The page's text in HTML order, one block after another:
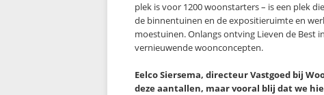
plek is voor 1200 woonstarters – is een plek
de binnentuinen en de expositieruimte en
moestuinen. Onlangs ontving Lieven de Best
vernieuwende woonconcepten.
Eelco Siersema, directeur Vastgoed bij
deze aantallen, maar vooral blij dat we